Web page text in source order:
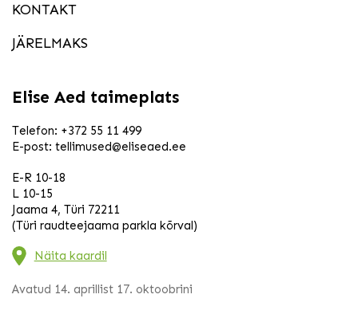
KONTAKT
JÄRELMAKS
Elise Aed taimeplats
Telefon: +372 55 11 499
E-post: tellimused@eliseaed.ee
E-R 10-18
L 10-15
Jaama 4, Türi 72211
(Türi raudteejaama parkla kõrval)
Näita kaardil
Avatud 14. aprillist 17. oktoobrini